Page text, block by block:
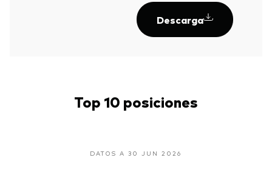
Descarga
Top 10 posiciones
DATOS A 30 JUN 2026